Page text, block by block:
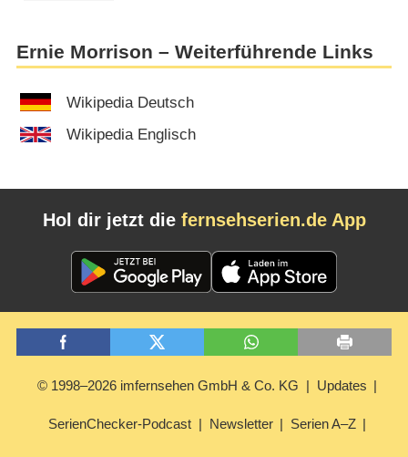
Ernie Morrison – Weiterführende Links
Wikipedia Deutsch
Wikipedia Englisch
Hol dir jetzt die fernsehserien.de App
© 1998–2026 imfernsehen GmbH & Co. KG Updates
SerienChecker-Podcast Newsletter Serien A–Z